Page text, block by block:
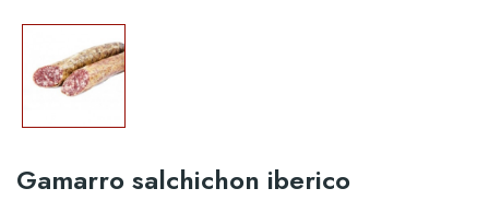
Gamarro salchichon iberico